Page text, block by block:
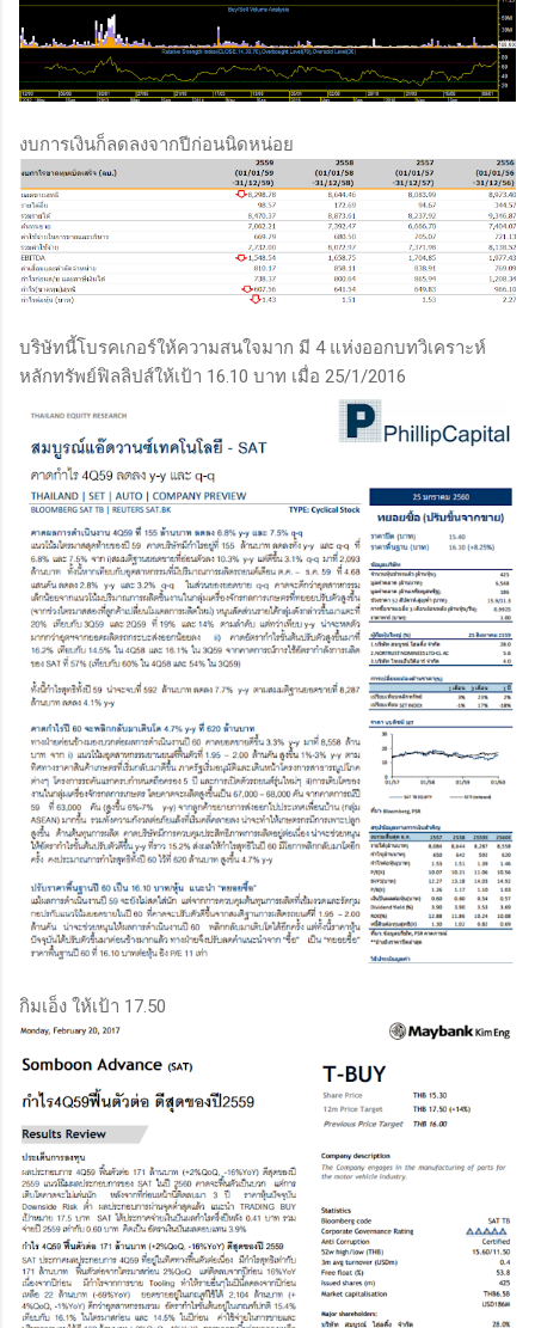
งบการเงินก็ลดลงจากปีก่อนนิดหน่อย
บริษัทนี้โบรคเกอร์ให้ความสนใจมาก มี 4 แห่งออกบทวิเคราะห์
หลักทรัพย์ฟิลลิปส์ให้เป้า 16.10 บาท เมื่อ 25/1/2016
กิมเอ็ง ให้เป้า 17.50